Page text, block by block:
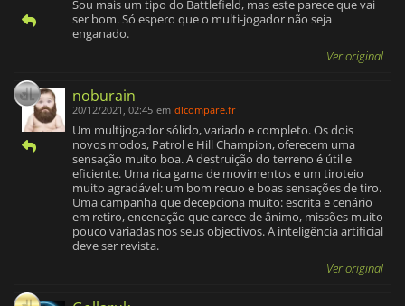
Sou mais um tipo do Battlefield, mas este parece que vai
ser bom. Só espero que o multi-jogador não seja
enganado.
Ver original
noburain
20/12/2021, 02:45 em dlcompare.fr
Um multijogador sólido, variado e completo. Os dois
novos modos, Patrol e Hill Champion, oferecem uma
sensação muito boa. A destruição do terreno é útil e
eficiente. Uma rica gama de movimentos e um tiroteio
muito agradável: um bom recuo e boas sensações de tiro.
Uma campanha que decepciona muito: escrita e cenário
em retiro, encenação que carece de ânimo, missões muito
pouco variadas nos seus objectivos. A inteligência artificial
deve ser revista.
Ver original